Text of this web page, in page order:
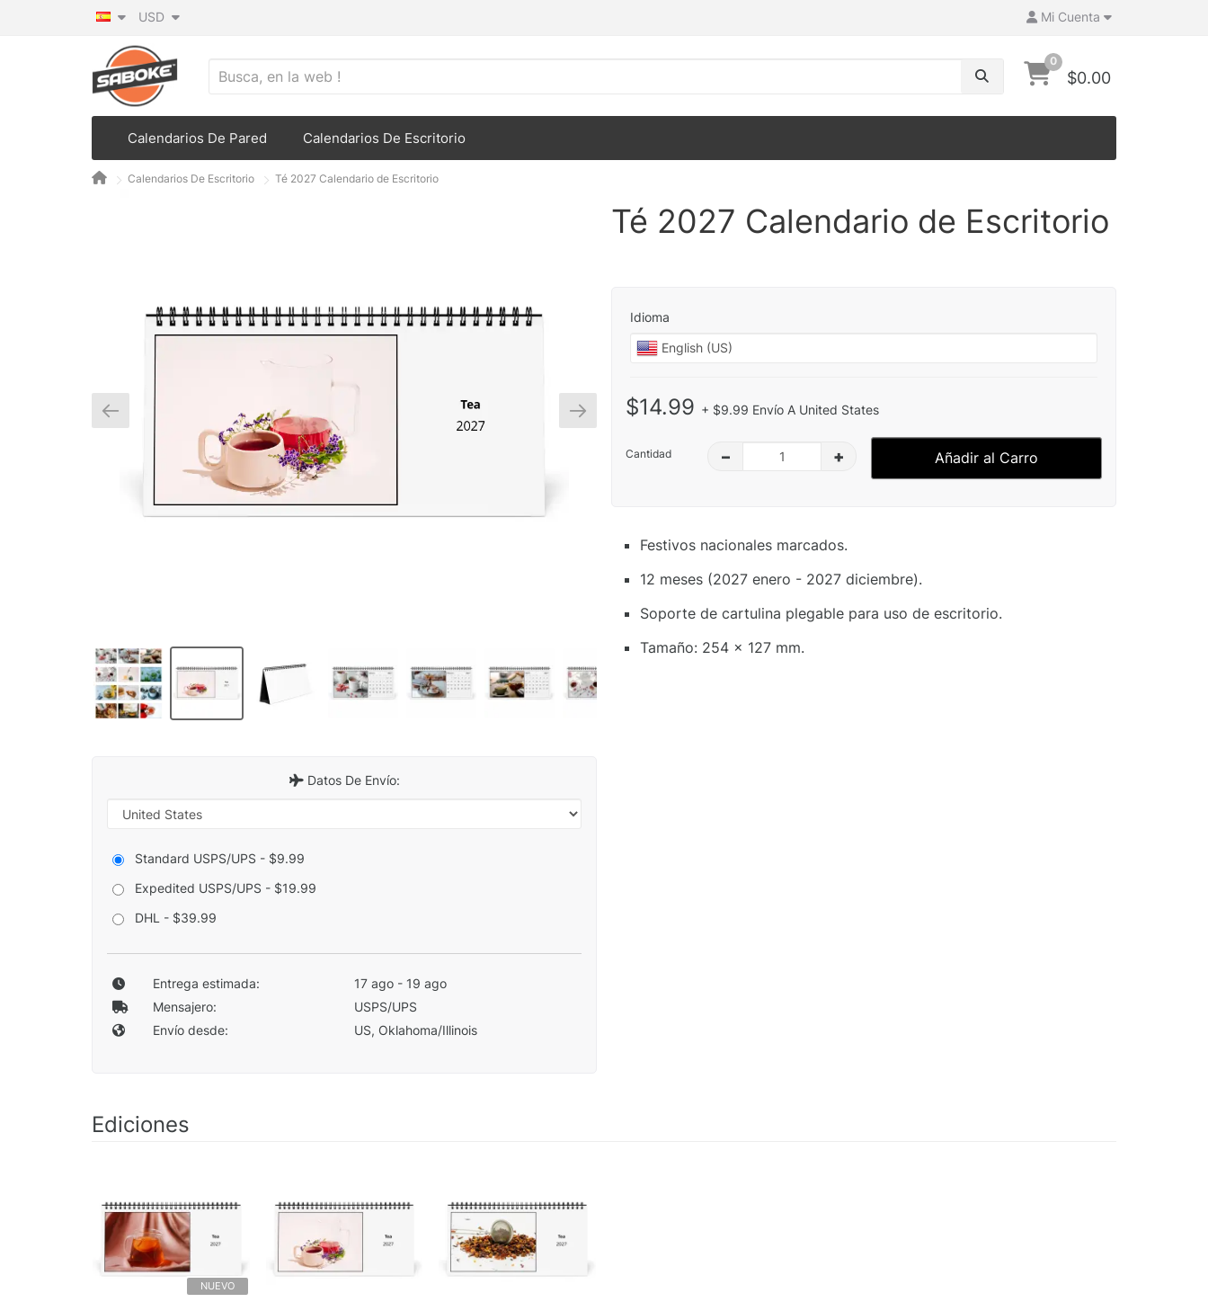
Mi Cuenta
USD
0
$0.00
Calendarios De Pared Calendarios De Escritorio
Calendarios De Escritorio Té 2027 Calendario de Escritorio
Datos De Envío:
Standard USPS/UPS - $9.99
Expedited USPS/UPS - $19.99
DHL - $39.99
Entrega estimada:
17 ago - 19 ago
Mensajero:
USPS/UPS
Envío desde:
US, Oklahoma/Illinois
Té 2027 Calendario de Escritorio
Idioma
$14.99 + $9.99 Envío A United States
Cantidad – + Añadir al Carro
Festivos nacionales marcados.
12 meses (2027 enero - 2027 diciembre).
Soporte de cartulina plegable para uso de escritorio.
Tamaño: 254 x 127 mm.
Ediciones
NUEVO